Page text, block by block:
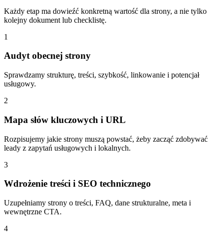
Każdy etap ma dowieźć konkretną wartość dla strony, a nie tylko
kolejny dokument lub checklistę.
1
Audyt obecnej strony
Sprawdzamy strukturę, treści, szybkość, linkowanie i potencjał
usługowy.
2
Mapa słów kluczowych i URL
Rozpisujemy jakie strony muszą powstać, żeby zacząć zdobywać
leady z zapytań usługowych i lokalnych.
3
Wdrożenie treści i SEO technicznego
Uzupełniamy strony o treści, FAQ, dane strukturalne, meta i
wewnętrzne CTA.
4